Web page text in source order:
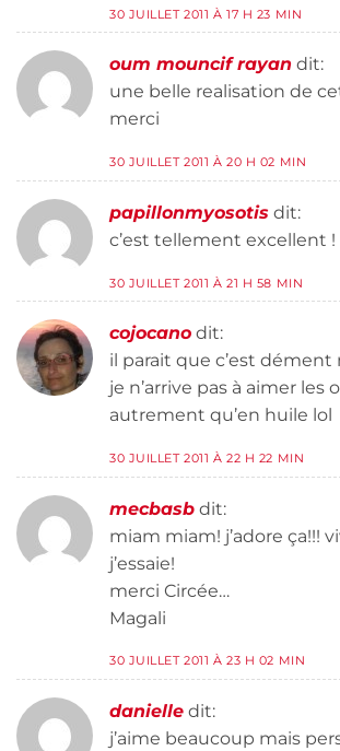
30 JUILLET 2011 À 17 H 23 MIN
oum mouncif rayan dit:
une belle realisation de
merci
30 JUILLET 2011 À 20 H 02 MIN
papillonmyosotis dit:
c’est tellement excellent !
30 JUILLET 2011 À 21 H 58 MIN
cojocano dit:
il parait que c’est dément
je n’arrive pas à aimer les
autrement qu’en huile lol
30 JUILLET 2011 À 22 H 22 MIN
mecbasb dit:
miam miam! j’adore ça!!!
j’essaie!
merci Circée…
Magali
30 JUILLET 2011 À 23 H 02 MIN
danielle dit:
j’aime beaucoup mais